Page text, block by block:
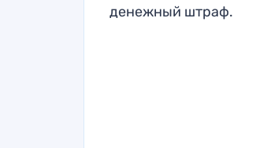
денежный штраф.